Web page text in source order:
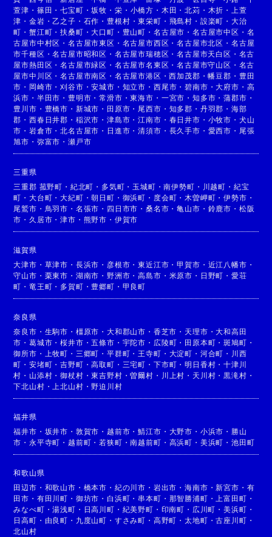
萱津 ・ 篠田 ・七宝町 ・坂牧 ・ 栄 ・ 小橋方 ・ 木田 ・北苅 ・ 木折 ・
上萱
津 ・金岩 ・乙之子 ・ 石作 ・ 豊根村 ・東栄町 ・ 飛島村 ・ 設楽町 ・ 大治
町 ・蟹江町 ・扶桑町 ・大口町 ・ 豊山町 ・ 名古屋市 ・ 名古屋市中区 ・ 名
古屋市中村区 ・名古屋市東区 ・ 名古屋市西区 ・名古屋市北区 ・ 名古屋
市千種区 ・名古屋市昭和区 ・ 名古屋市瑞穂区 ・名古屋市天白区 ・ 名古
屋市熱田区 ・名古屋市緑区 ・ 名古屋市名東区 ・名古屋市守山区 ・ 名古
屋市中川区 ・名古屋市南区 ・ 名古屋市港区 ・西加茂郡 ・幡豆郡 ・ 豊田
市 ・ 岡崎市 ・刈谷市 ・安城市 ・ 知立市 ・ 西尾市 ・碧南市 ・大府市 ・ 高
浜市 ・ 半田市 ・ 豊明市 ・常滑市 ・東海市 ・ 一宮市 ・ 知多市 ・蒲郡市 ・
豊川市 ・ 豊橋市 ・ 新城市 ・ 田原市 ・ 尾西市 ・ 知多郡 ・ 丹羽郡 ・ 海部
郡 ・西春日井郡 ・ 稲沢市 ・津島市 ・江南市 ・ 春日井市 ・ 小牧市 ・ 犬山
市 ・岩倉市 ・北名古屋市 ・ 日進市 ・清須市 ・ 長久手市 ・ 愛西市 ・ 尾張
旭市 ・ 弥富市 ・瀬戸市
三重県
三重郡 菰野町 ・ 紀北町 ・ 多気町 ・ 玉城町 ・南伊勢町 ・ 川越町 ・ 紀宝
町 ・大台町 ・大紀町 ・朝日町 ・ 御浜町 ・ 度会町 ・ 木曽岬町 ・伊勢市 ・
尾鷲市 ・ 鳥羽市 ・ 名張市 ・ 四日市市 ・桑名市 ・亀山市 ・ 鈴鹿市 ・ 松阪
市 ・ 久居市 ・津市 ・ 熊野市 ・ 伊賀市
滋賀県
大津市 ・ 草津市 ・ 長浜市 ・ 彦根市 ・東近江市 ・甲賀市 ・ 近江八幡市 ・
守山市 ・ 栗東市 ・ 湖南市 ・野洲市 ・高島市 ・ 米原市 ・ 日野町 ・ 愛荘
町 ・竜王町 ・ 多賀町 ・ 豊郷町 ・ 甲良町
奈良県
奈良市 ・ 生駒市 ・ 橿原市 ・大和郡山市 ・ 香芝市 ・ 天理市 ・大和高田
市 ・葛城市 ・桜井市 ・五條市 ・ 宇陀市 ・ 広陵町 ・ 田原本町 ・斑鳩町 ・
御所市 ・ 上牧町 ・ 三郷町 ・平群町 ・ 王寺町 ・ 大淀町 ・ 河合町 ・ 川西
町 ・安堵町 ・吉野町 ・高取町 ・ 三宅町 ・ 下市町 ・明日香村 ・十津川
村 ・ 山添村 ・御杖村 ・東吉野村 ・曽爾村 ・ 川上村 ・ 天川村 ・黒滝村 ・
下北山村 ・ 上北山村 ・野迫川村
福井県
福井市 ・ 坂井市 ・ 敦賀市 ・ 越前市 ・鯖江市 ・ 大野市 ・ 小浜市 ・ 勝山
市 ・永平寺町 ・ 越前町 ・若狭町 ・南越前町 ・ 高浜町 ・ 美浜町 ・ 池田町
和歌山県
田辺市 ・ 和歌山市 ・ 橋本市 ・ 紀の川市 ・ 岩出市 ・海南市 ・新宮市 ・ 有
田市 ・ 有田川町 ・ 御坊市 ・ 白浜町 ・ 串本町 ・ 那智勝浦町 ・ 上富田町 ・
みなべ町 ・湯浅町 ・ 日高川町 ・ 紀美野町 ・ 印南町 ・ 広川町 ・美浜町 ・
日高町 ・ 由良町 ・ 九度山町 ・ すさみ町 ・ 高野町 ・太地町 ・古座川町 ・
北山村